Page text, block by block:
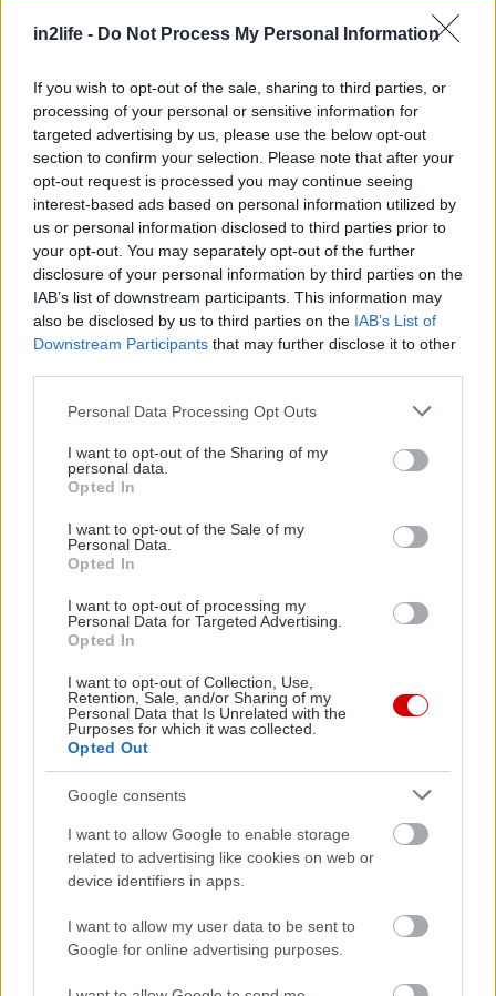
in2life - Do Not Process My Personal Information
If you wish to opt-out of the sale, sharing to third parties, or
processing of your personal or sensitive information for
targeted advertising by us, please use the below opt-out
section to confirm your selection. Please note that after your
opt-out request is processed you may continue seeing
interest-based ads based on personal information utilized by
us or personal information disclosed to third parties prior to
your opt-out. You may separately opt-out of the further
disclosure of your personal information by third parties on the
IAB’s list of downstream participants. This information may
also be disclosed by us to third parties on the IAB’s List of
Downstream Participants that may further disclose it to other
Please note that this website/app uses one or more Google
not limited to your visit or usage behaviour. You may click to
grant or deny consent to Google and its third-party tags to
use your data for below specified purposes in below Google
consent section.
Personal Data Processing Opt Outs
I want to opt-out of the Sharing of my
personal data.
Opted In
I want to opt-out of the Sale of my
Personal Data.
Opted In
I want to opt-out of processing my
Personal Data for Targeted Advertising.
Opted In
I want to opt-out of Collection, Use,
Retention, Sale, and/or Sharing of my
Personal Data that Is Unrelated with the
Purposes for which it was collected.
Opted Out
Google consents
I want to allow Google to enable storage
related to advertising like cookies on web or
device identifiers in apps.
I want to allow my user data to be sent to
Google for online advertising purposes.
κάποιον που δεν αγαπά. Πονοκέφαλος, αδιαθεσία.
σύζυγός της έχει απαυδήσει με τις δικαιολογίες,
αλλά δεν μπορεί να κάνει τίποτα. Το θέμα είναι
πως η γοητευτική του σύζυγος θέλει κάποιον
νεότερο, κι έτσι πηγαίνει στο νάιτ κλαμπ για να
βρει έναν καινούριο, γοητευτικό εραστή».
Double Date
«Υπέροχη κυρία είναι εν κρυπτώ νυμφομανής,
σκέφτεται το σεξ μέρα νύχτα, αν και το κρύβει
αρκετά καλά. Με το που μείνει μόνη της στο
σπίτι, αρπάζει ένα πορνοπεριοδικό από κάτω από
το μαξιλάρι και αρχίζει να αυνανίζεται, με το χέρι
της να γλιστρά κάτω από το σιθρού κιλοτάκι.
Φτάνει στην κορύφωση, αλλά και πάλι θέλει κι
άλλο. Με του που επιστρέψει ο σύζυγος από τη
δουλειά, τον ξαπλώνει στο κρεβάτι!».